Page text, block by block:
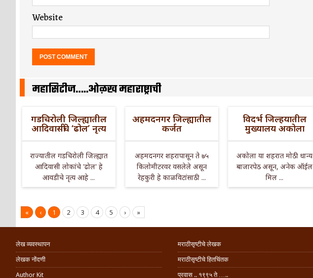
Website
महासिटीज…..ओळख महाराष्ट्राची
गडचिरोली जिल्ह्यातील
आदिवासींचे ‘ढोल’ नृत्य
राज्यातील गडचिरोली जिल्ह्यात
आदिवासी लोकांचे 'ढोल' हे
आवडीचे नृत्य आहे ...
अहमदनगर जिल्ह्यातील
कर्जत
अहमदनगर शहरापासून ते ७५
किलोमीटरवर वसलेले असून
रेहकुरी हे काळविटांसाठी ...
विदर्भ जिल्हयातील
मुख्यालय अकोला
अकोला या शहरात मोठी धान्य
बाजारपेठ असून, अनेक ऑईल
मिल ...
« ‹ 1 2 3 4 5 › »
लेख व्यवस्थापन
लेखक नोंदणी
Author Kit
मराठीसृष्टीचे लेखक
मराठीसृष्टीचे हितचिंतक
प्रवास .. १९९५ ते …..